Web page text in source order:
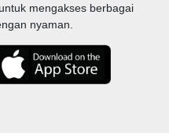
mengakses berbagai
nyaman.